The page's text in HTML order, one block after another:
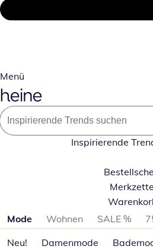
Menü
Inspirierende
Produktkategorien überspringen
Mode Wohnen SALE %
Neu!
Damenmode